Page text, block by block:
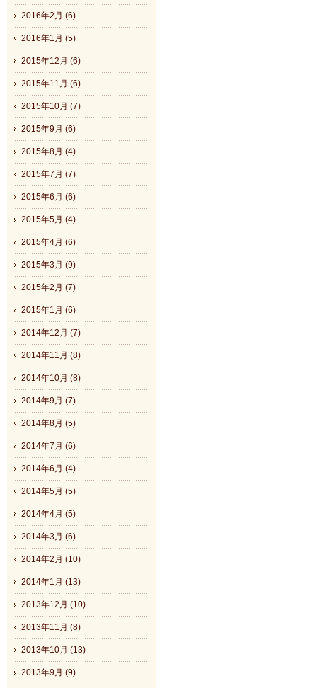
2016年2月 (6)
2016年1月 (5)
2015年12月 (6)
2015年11月 (6)
2015年10月 (7)
2015年9月 (6)
2015年8月 (4)
2015年7月 (7)
2015年6月 (6)
2015年5月 (4)
2015年4月 (6)
2015年3月 (9)
2015年2月 (7)
2015年1月 (6)
2014年12月 (7)
2014年11月 (8)
2014年10月 (8)
2014年9月 (7)
2014年8月 (5)
2014年7月 (6)
2014年6月 (4)
2014年5月 (5)
2014年4月 (5)
2014年3月 (6)
2014年2月 (10)
2014年1月 (13)
2013年12月 (10)
2013年11月 (8)
2013年10月 (13)
2013年9月 (9)